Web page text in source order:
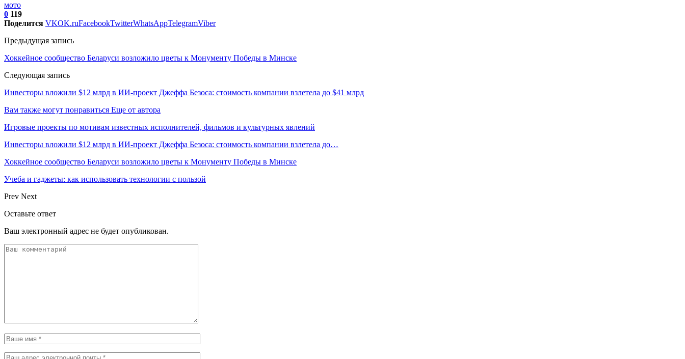
мото
0 119
Поделится VKOK.ruFacebookTwitterWhatsAppTelegramViber
Предыдущая запись
Хоккейное сообщество Беларуси возложило цветы к Монументу Победы в Минске
Следующая запись
Инвесторы вложили $12 млрд в ИИ-проект Джеффа Безоса: стоимость компании взлетела до $41 млрд
Вам также могут понравиться Еще от автора
Игровые проекты по мотивам известных исполнителей, фильмов и культурных явлений
Инвесторы вложили $12 млрд в ИИ-проект Джеффа Безоса: стоимость компании взлетела до…
Хоккейное сообщество Беларуси возложило цветы к Монументу Победы в Минске
Учеба и гаджеты: как использовать технологии с пользой
Prev Next
Оставьте ответ
Ваш электронный адрес не будет опубликован.